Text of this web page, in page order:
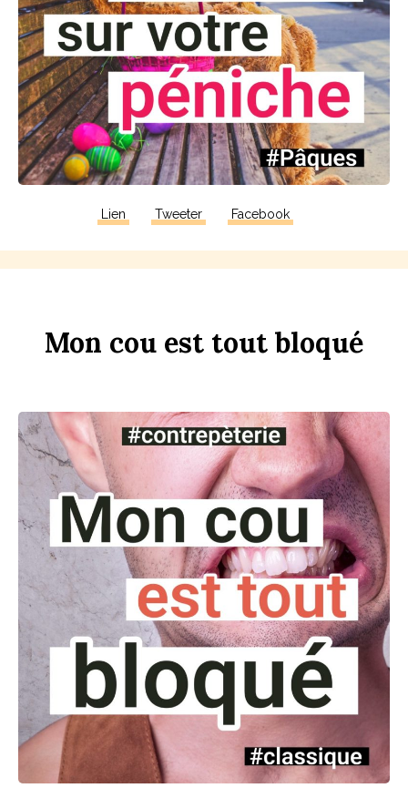
Lien Tweeter Facebook
Mon cou est tout bloqué